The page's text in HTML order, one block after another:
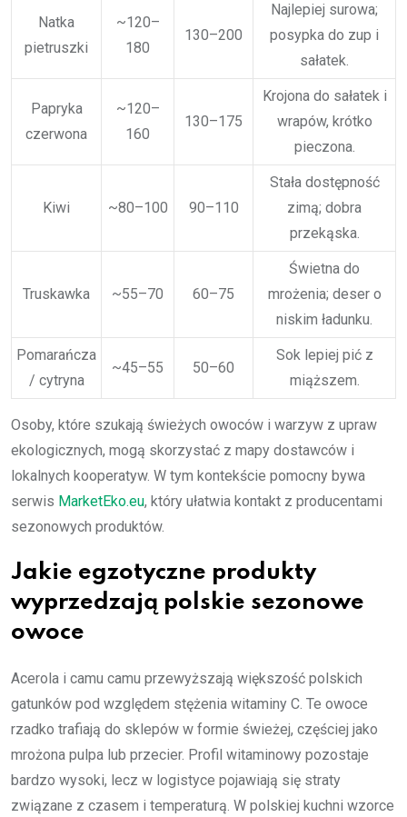
Natka
pietruszki
~120–
180
130–200
Najlepiej surowa;
posypka do zup i
sałatek.
Papryka
czerwona
~120–
160
130–175
Krojona do sałatek i
wrapów, krótko
pieczona.
Kiwi ~80–100 90–110
Stała dostępność
zimą; dobra
przekąska.
Truskawka ~55–70 60–75
Świetna do
mrożenia; deser o
niskim ładunku.
Pomarańcza
/ cytryna
~45–55 50–60
Sok lepiej pić z
miąższem.
Osoby, które szukają świeżych owoców i warzyw z upraw
ekologicznych, mogą skorzystać z mapy dostawców i
lokalnych kooperatyw. W tym kontekście pomocny bywa
serwis MarketEko.eu, który ułatwia kontakt z producentami
sezonowych produktów.
Jakie egzotyczne produkty
wyprzedzają polskie sezonowe
owoce
Acerola i camu camu przewyższają większość polskich
gatunków pod względem stężenia witaminy C. Te owoce
rzadko trafiają do sklepów w formie świeżej, częściej jako
mrożona pulpa lub przecier. Profil witaminowy pozostaje
bardzo wysoki, lecz w logistyce pojawiają się straty
związane z czasem i temperaturą. W polskiej kuchni wzorce